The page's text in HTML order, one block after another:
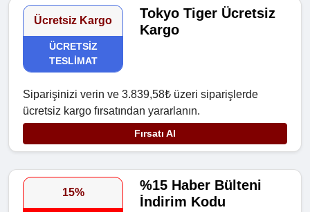
Ücretsiz Kargo
ÜCRETSIZ
TESLIMAT
Tokyo Tiger Ücretsiz
Kargo
Siparişinizi verin ve 3.839,58₺ üzeri siparişlerde
ücretsiz kargo fırsatından yararlanın.
Fırsatı Al
15%
%15 Haber Bülteni
İndirim Kodu